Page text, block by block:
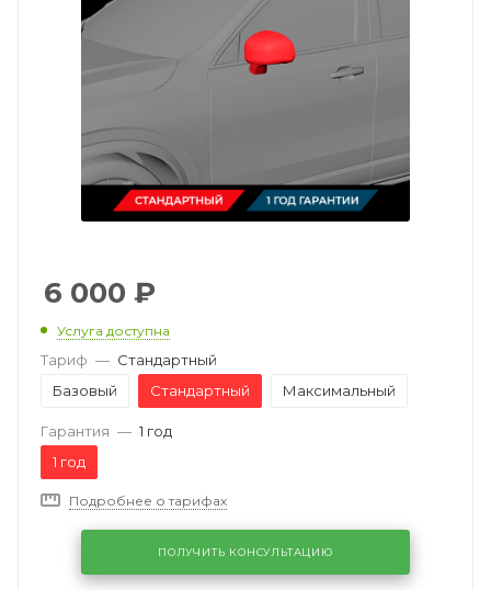
6 000 ₽
Услуга доступна
Тариф — Стандартный
Базовый
Стандартный Максимальный
Гарантия — 1 год
1 год
Подробнее о тарифах
ПОЛУЧИТЬ КОНСУЛЬТАЦИЮ